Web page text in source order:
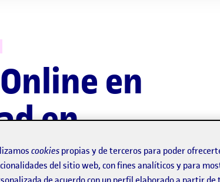
en
en
Tecnologías
cookies propias y de terceros para poder
del sitio web, con fines analíticos y para